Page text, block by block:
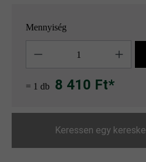
Mennyiség
= 1 db 8 410 Ft*
Keressen egy